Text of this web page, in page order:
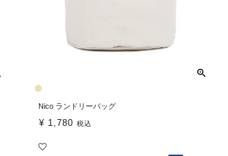
Nico ランドリーバッグ
¥ 1,780 税込